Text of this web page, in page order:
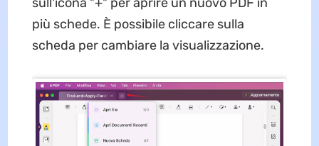
più schede. È possibile cliccare sulla
scheda per cambiare la visualizzazione.